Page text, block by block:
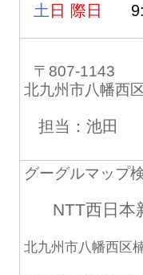
土 日 際日
〒807-1143
北九州市八幡西
担当：池田
グーグルマップ
NTT西日本
北九州市八幡西区